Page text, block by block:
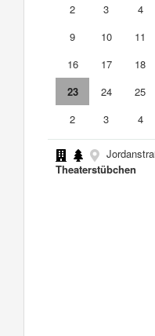
2
3 4
9
10 11
16
17 18
23
24 25
2
3 4
Theaterstübchen